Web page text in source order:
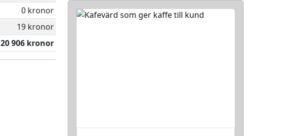
0 kronor
19 kronor
20 906 kronor